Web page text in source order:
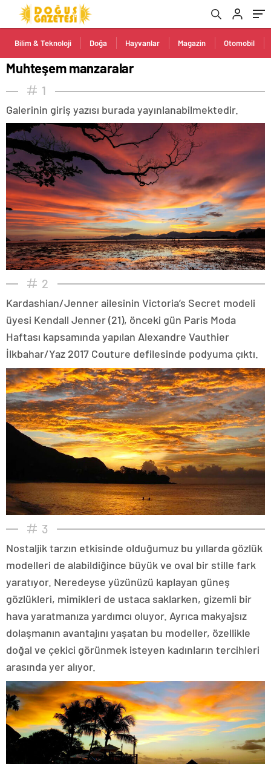
Bilim & Teknoloji Doğa Hayvanlar Magazin Otomobil
Muhteşem manzaralar
1
Galerinin giriş yazısı burada yayınlanabilmektedir.
2
Kardashian/Jenner ailesinin Victoria’s Secret modeli
üyesi Kendall Jenner (21), önceki gün Paris Moda
Haftası kapsamında yapılan Alexandre Vauthier
İlkbahar/Yaz 2017 Couture defilesinde podyuma çıktı.
3
Nostaljik tarzın etkisinde olduğumuz bu yıllarda gözlük
modelleri de alabildiğince büyük ve oval bir stille fark
yaratıyor. Neredeyse yüzünüzü kaplayan güneş
gözlükleri, mimikleri de ustaca saklarken, gizemli bir
hava yaratmanıza yardımcı oluyor. Ayrıca makyajsız
dolaşmanın avantajını yaşatan bu modeller, özellikle
doğal ve çekici görünmek isteyen kadınların tercihleri
arasında yer alıyor.